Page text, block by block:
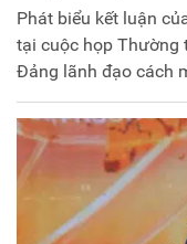
Phát biểu kết luận
tại cuộc họp Thường
Đảng lãnh đạo cách